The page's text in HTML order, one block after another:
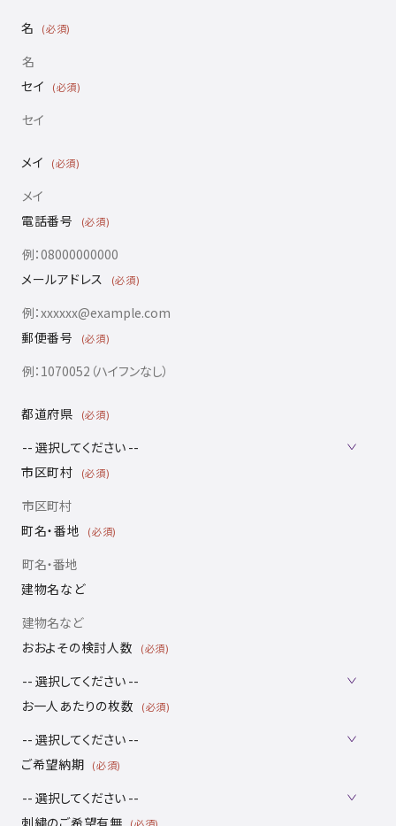
名 (必須)
セイ (必須)
メイ (必須)
電話番号 (必須)
メールアドレス (必須)
郵便番号 (必須)
都道府県 (必須)
市区町村 (必須)
町名・番地 (必須)
建物名など
おおよその検討人数 (必須)
お一人あたりの枚数 (必須)
ご希望納期 (必須)